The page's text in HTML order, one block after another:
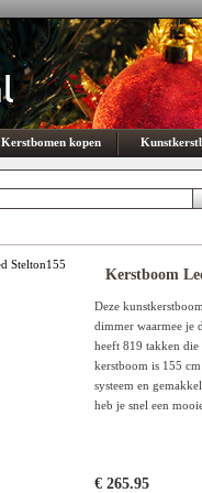
Kerstbomen kopen
Kerstboom
Deze
dimmer waarmee je
heeft 819 takken die
kerstboom is 155
systeem en
heb je snel een
€ 265.95